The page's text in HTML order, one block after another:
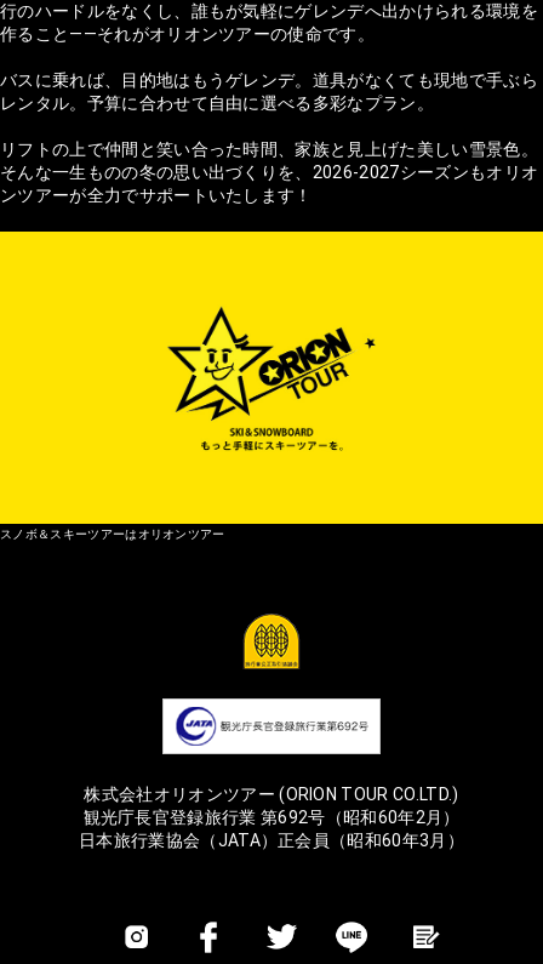
行のハードルをなくし、誰もが気軽にゲレンデへ出かけられる環境を
作ること——それがオリオンツアーの使命です。
バスに乗れば、目的地はもうゲレンデ。道具がなくても現地で手ぶら
レンタル。予算に合わせて自由に選べる多彩なプラン。
リフトの上で仲間と笑い合った時間、家族と見上げた美しい雪景色。
そんな一生ものの冬の思い出づくりを、2026-2027シーズンもオリオ
ンツアーが全力でサポートいたします！
スノボ＆スキーツアーはオリオンツアー
株式会社オリオンツアー (ORION TOUR CO.LTD.)
観光庁長官登録旅行業 第692号（昭和60年2月）
日本旅行業協会（JATA）正会員（昭和60年3月）